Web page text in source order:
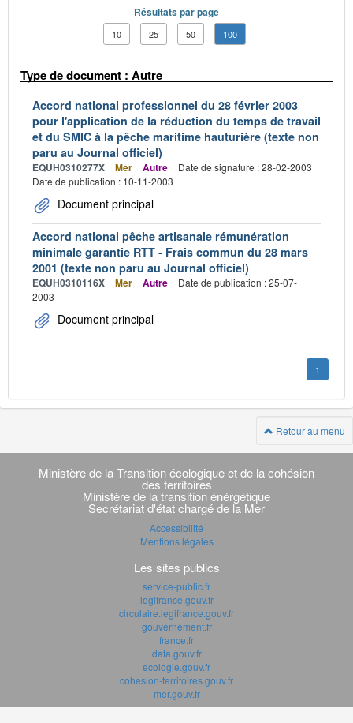
Résultats par page
10 25 50 100
Type de document : Autre
Accord national professionnel du 28 février 2003
pour l'application de la réduction du temps de travail
et du SMIC à la pêche maritime hauturière (texte non
paru au Journal officiel)
EQUH0310277X Mer Autre
Date de signature : 28-02-2003
Date de publication : 10-11-2003
Document principal
Accord national pêche artisanale rémunération
minimale garantie RTT - Frais commun du 28 mars
2001 (texte non paru au Journal officiel)
EQUH0310116X Mer Autre
Date de publication : 25-07-
2003
Document principal
1
Retour au menu
Navigation
transverse
Ministère de la Transition écologique et de la cohésion
des territoires
Ministère de la transition énérgétique
Secrétariat d'état chargé de la Mer
Accessibilité
Mentions légales
Les sites publics
service-public.fr
legifrance.gouv.fr
circulaire.legifrance.gouv.fr
gouvernement.fr
france.fr
data.gouv.fr
ecologie.gouv.fr
cohesion-territoires.gouv.fr
mer.gouv.fr